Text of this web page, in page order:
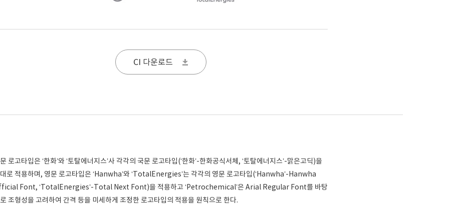
CI 다운로드
로고타입은 ‘한화’와 ‘토탈에너지스’사 각각의 국문 로고타입(‘한화’-한화공식서체, ‘토탈에너지스’-맑은고딕)을
로 적용하며, 영문 로고타입은 ‘Hanwha’와 ‘TotalEnergies’는 각각의 영문 로고타입(‘Hanwha’-Hanwha
Font, ‘TotalEnergies’-Total Next Font)을 적용하고 ‘Petrochemical’은 Arial Regular Font를 바탕
조형성을 고려하여 간격 등을 미세하게 조정한 로고타입의 적용을 원칙으로 한다.